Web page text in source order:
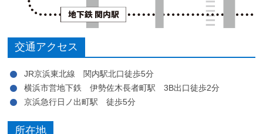
交通アクセス
JR京浜東北線 関内駅北口徒歩5分
横浜市営地下鉄 伊勢佐木長者町駅 3B出口徒歩2分
京浜急行日ノ出町駅 徒歩5分
所在地